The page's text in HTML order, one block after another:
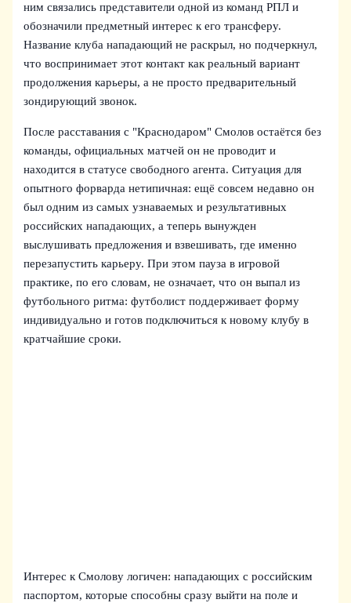
ним связались представители одной из команд РПЛ и
обозначили предметный интерес к его трансферу.
Название клуба нападающий не раскрыл, но подчеркнул,
что воспринимает этот контакт как реальный вариант
продолжения карьеры, а не просто предварительный
зондирующий звонок.
После расставания с "Краснодаром" Смолов остаётся без
команды, официальных матчей он не проводит и
находится в статусе свободного агента. Ситуация для
опытного форварда нетипичная: ещё совсем недавно он
был одним из самых узнаваемых и результативных
российских нападающих, а теперь вынужден
выслушивать предложения и взвешивать, где именно
перезапустить карьеру. При этом пауза в игровой
практике, по его словам, не означает, что он выпал из
футбольного ритма: футболист поддерживает форму
индивидуально и готов подключиться к новому клубу в
кратчайшие сроки.
Интерес к Смолову логичен: нападающих с российским
паспортом, которые способны сразу выйти на поле и